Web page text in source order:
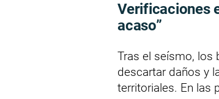
Verificaciones
acaso”
Tras el seísmo, los
descartar daños y
territoriales. En las